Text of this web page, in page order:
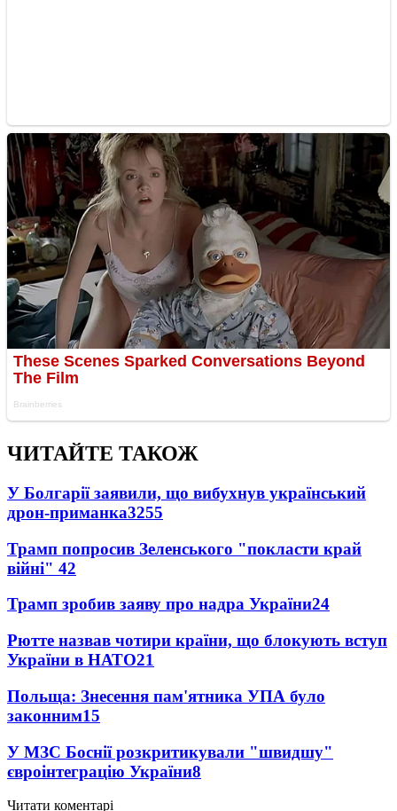
ЧИТАЙТЕ ТАКОЖ
У Болгарії заявили, що вибухнув український
дрон-приманка3255
Трамп попросив Зеленського "покласти край
війні" 42
Трамп зробив заяву про надра України24
Рютте назвав чотири країни, що блокують вступ
України в НАТО21
Польща: Знесення пам'ятника УПА було
законним15
У МЗС Боснії розкритикували "швидшу"
євроінтеграцію України8
Читати коментарі